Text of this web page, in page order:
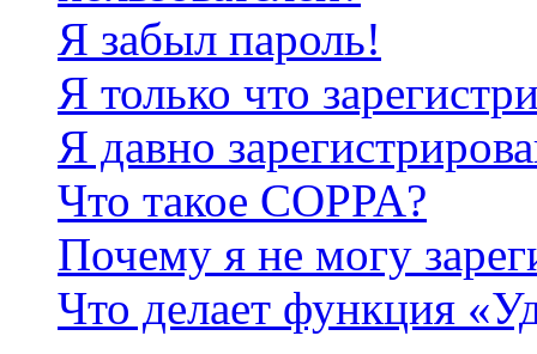
Я забыл пароль!
Я только что
Я давно
Что такое COPPA?
Почему я не могу
Что делает функция